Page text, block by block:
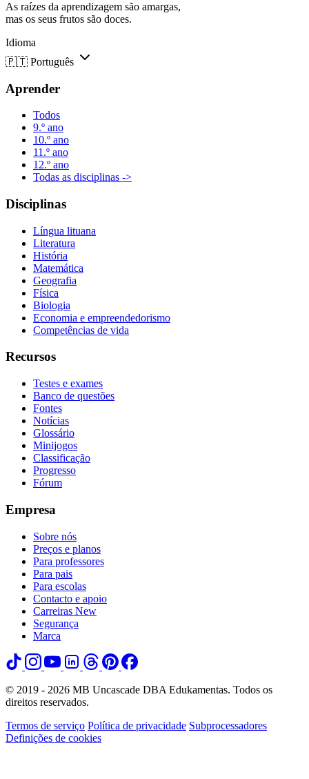
As raízes da aprendizagem são amargas,
mas os seus frutos são doces.
Idioma
🇵🇹 Português
Aprender
Todos
9.º ano
10.º ano
11.º ano
12.º ano
Todas as disciplinas ->
Disciplinas
Língua lituana
Literatura
História
Matemática
Geografia
Física
Biologia
Economia e empreendedorismo
Competências de vida
Recursos
Testes e exames
Banco de questões
Fontes
Notícias
Glossário
Minijogos
Classificação
Progresso
Fórum
Empresa
Sobre nós
Preços e planos
Para professores
Para pais
Para escolas
Contacto e apoio
Carreiras New
Segurança
Marca
© 2019 - 2026 MB Uncascade DBA Edukamentas. Todos os
direitos reservados.
Termos de serviço Política de privacidade Subprocessadores
Definições de cookies